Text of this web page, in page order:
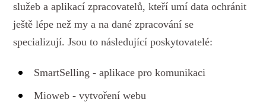
služeb a aplikací zpracovatelů, kteří umí data ochránit
ještě lépe než my a na dané zpracování se
specializují. Jsou to následující poskytovatelé:
SmartSelling - aplikace pro komunikaci
Mioweb - vytvoření webu